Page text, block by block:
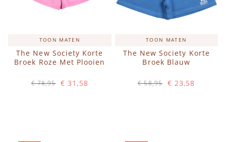
TOON MATEN
The New Society Korte
Broek Roze Met Plooien
€ 31,58
€ 78,95
TOON MATEN
The New Society Korte
Broek Blauw
€ 23,58
€ 58,95